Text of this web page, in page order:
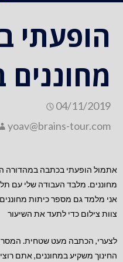
הופעתי
04/11/2019
yoav@brains-tour.com
מחוננים. מלבד העבודה שלי עם
אני מלמד גם מספר כיתות
צוות צילום כדי לתעד את השיעור
לצערי, הכתבה מעט שטחית.
החינוך משקיע במחוננים, אתם